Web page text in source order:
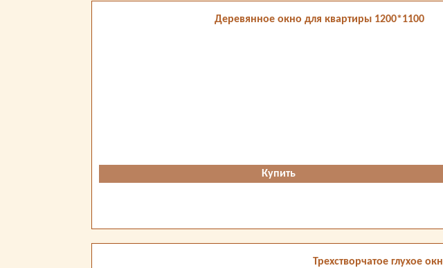
Деревянное окно для квартиры 1200*1100
Купить
Трехстворчатое глухое